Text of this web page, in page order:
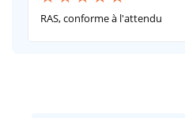
RAS, conforme à l'attendu